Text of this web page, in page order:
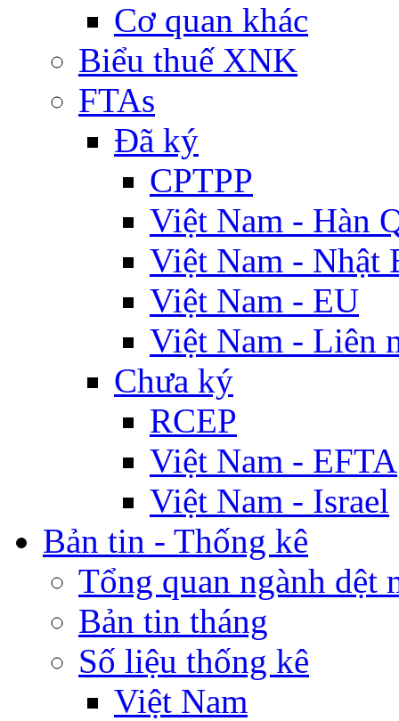
Cơ quan khác
Biểu thuế XNK
FTAs
Đã ký
CPTPP
Việt Nam - Hàn
Việt Nam - Nhật
Việt Nam - EU
Việt Nam - Liên
Chưa ký
RCEP
Việt Nam - EFTA
Việt Nam - Israel
Bản tin - Thống kê
Tổng quan ngành dệt
Bản tin tháng
Số liệu thống kê
Việt Nam